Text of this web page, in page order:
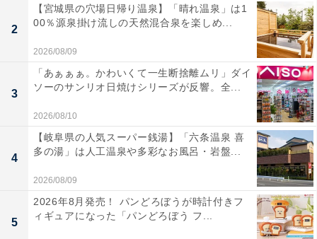
【今日チェックしたい】ハイコーキの人気商品5選
2
【宮城県の穴場日帰り温泉】「晴れ温泉」は1
00％源泉掛け流しの天然混合泉を楽しめ...
2026/08/09
3
「あぁぁぁ。かわいくて一生断捨離ムリ」ダイ
ソーのサンリオ日焼けシリーズが反響。全...
2026/08/10
4
【岐阜県の人気スーパー銭湯】「六条温泉 喜
多の湯」は人工温泉や多彩なお風呂・岩盤...
2026/08/09
5
2026年8月発売！ パンどろぼうが時計付きフ
ィギュアになった「パンどろぼう フ...